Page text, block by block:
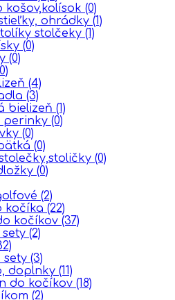
košov,kolísok (0)
ohrádky (1)
stolčeky (1)
(0)
(0)
(4)
(3)
bielizeň (1)
perinky (0)
(0)
(0)
(0)
(0)
(2)
kočíka (22)
kočíkov (37)
sety (2)
sety (3)
doplnky (11)
do kočíkov (18)
(2)